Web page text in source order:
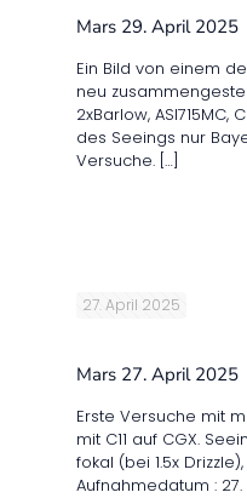
Mars 29. April 2025
Ein Bild von einem
neu
2xBarlow, ASI715MC,
des Seeings nur
Versuche. […]
27. April 2025
Mars 27. April 2025
Erste Versuche mit
mit C11 auf CGX.
fokal (bei 1.5x
Aufnahmedatum : 27.